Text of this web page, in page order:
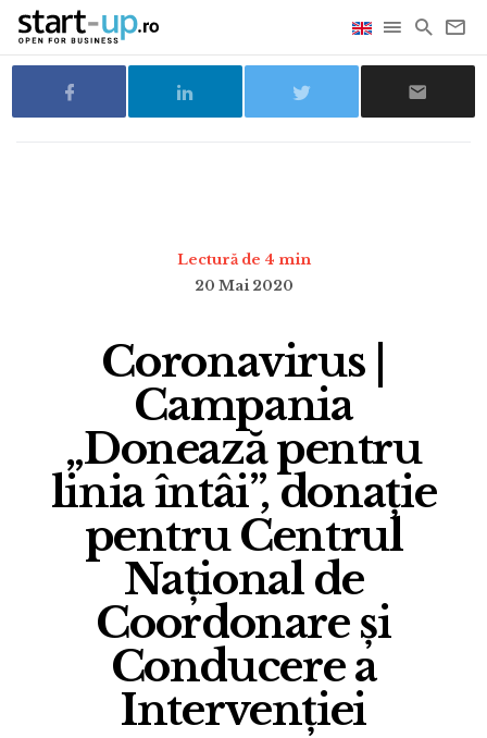
Lectură de 4 min
20 Mai 2020
Coronavirus |
Campania
„Donează pentru
linia întâi”, donație
pentru Centrul
Național de
Coordonare și
Conducere a
Intervenției